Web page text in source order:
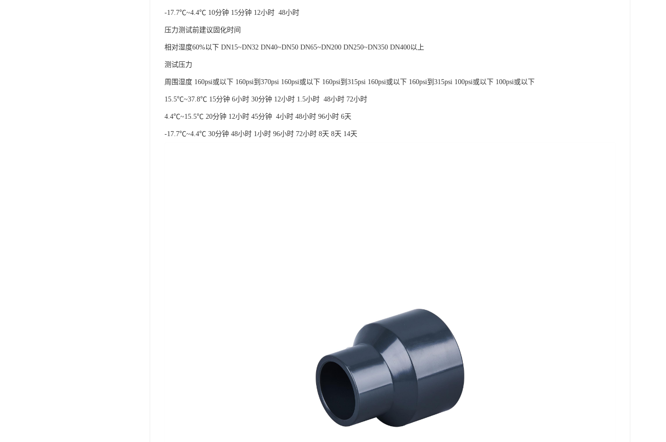
-17.7℃~4.4℃ 10分钟 15分钟 12小时 48小时
压力测试前建议固化时间
相对湿度60%以下 DN15~DN32 DN40~DN50 DN65~DN200 DN250~DN350 DN400以上
测试压力
周围湿度 160psi或以下 160psi到370psi 160psi或以下 160psi到315psi 160psi或以下 160psi到315psi 100psi或以下 100psi或以下
15.5℃~37.8℃ 15分钟 6小时 30分钟 12小时 1.5小时 48小时 72小时
4.4℃~15.5℃ 20分钟 12小时 45分钟 4小时 48小时 96小时 6天
-17.7℃~4.4℃ 30分钟 48小时 1小时 96小时 72小时 8天 8天 14天